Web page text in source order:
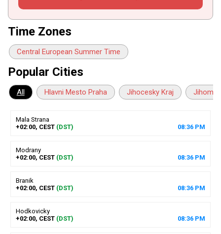
Time Zones
Central European Summer Time
Popular Cities
All Hlavni Mesto Praha Jihocesky Kraj
Mala Strana
+02:00, CEST (DST) 08:36 PM
Modrany
+02:00, CEST (DST) 08:36 PM
Branik
+02:00, CEST (DST) 08:36 PM
Hodkovicky
+02:00, CEST (DST) 08:36 PM